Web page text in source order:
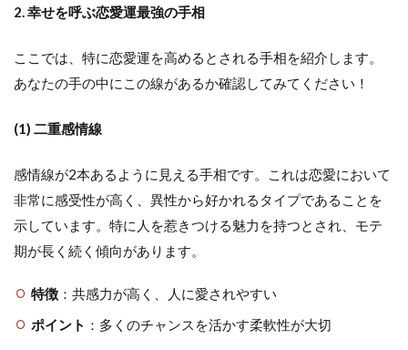
2. 幸せを呼ぶ恋愛運最強の手相
ここでは、特に恋愛運を高めるとされる手相を紹介します。
あなたの手の中にこの線があるか確認してみてください！
(1) 二重感情線
感情線が2本あるように見える手相です。これは恋愛において
非常に感受性が高く、異性から好かれるタイプであることを
示しています。特に人を惹きつける魅力を持つとされ、モテ
期が長く続く傾向があります。
特徴：共感力が高く、人に愛されやすい
ポイント ：多くのチャンスを活かす柔軟性が大切